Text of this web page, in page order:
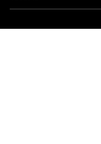
Esportes